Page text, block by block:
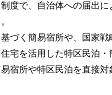
度で、自治体への届出に
づく簡易宿所や、国家戦
宅を活用した特区民泊・
宿所や特区民泊を直接